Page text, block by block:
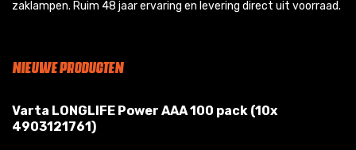
zaklampen. Ruim 48 jaar ervaring en levering direct uit voorraad.
NIEUWE PRODUCTEN
Varta LONGLIFE Power AAA 100 pack (10x
4903121761)